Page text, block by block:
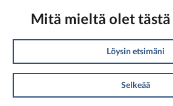
Mitä mieltä olet tästä
Löysin etsimäni
Selkeää